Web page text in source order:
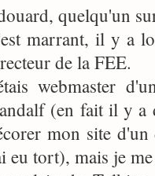
quelqu'un
marrant, il y a
de la FEE.
webmaster
(en fait il y a
mon site
eu tort), mais je